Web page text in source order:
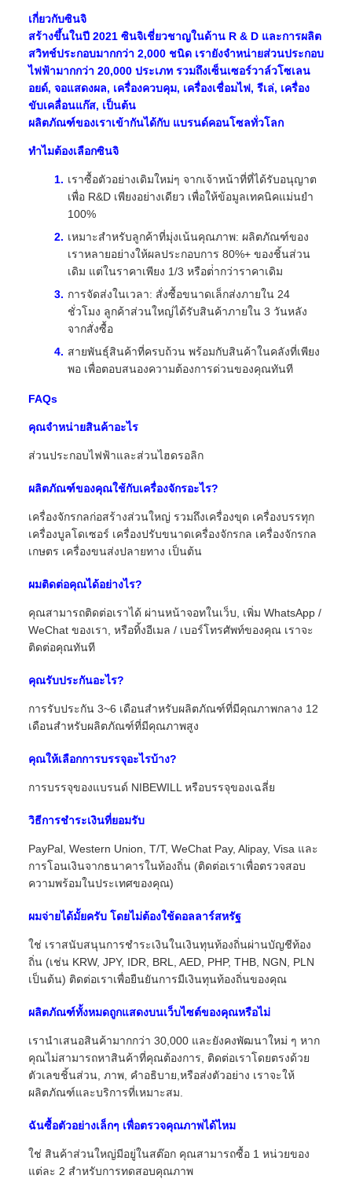
เกี่ยวกับซินจิ
สร้างขึ้นในปี 2021 ซินจิเชี่ยวชาญในด้าน R & D และการผลิต
สวิทช์ประกอบมากกว่า 2,000 ชนิด เรายังจําหน่ายส่วนประกอบ
ไฟฟ้ามากกว่า 20,000 ประเภท รวมถึงเซ็นเซอร์วาล์วโซเลน
อยด์, จอแสดงผล, เครื่องควบคุม, เครื่องเชื่อมไฟ, รีเล่, เครื่อง
ขับเคลื่อนแก๊ส, เป็นต้น
ผลิตภัณฑ์ของเราเข้ากันได้กับ แบรนด์คอนโซลทั่วโลก
ทําไมต้องเลือกซินจิ
เราซื้อตัวอย่างเดิมใหม่ๆ จากเจ้าหน้าที่ที่ได้รับอนุญาต
เพื่อ R&D เพียงอย่างเดียว เพื่อให้ข้อมูลเทคนิคแม่นยํา
100%
เหมาะสําหรับลูกค้าที่มุ่งเน้นคุณภาพ: ผลิตภัณฑ์ของ
เราหลายอย่างให้ผลประกอบการ 80%+ ของชิ้นส่วน
เดิม แต่ในราคาเพียง 1/3 หรือต่ํากว่าราคาเดิม
การจัดส่งในเวลา: สั่งซื้อขนาดเล็กส่งภายใน 24
ชั่วโมง ลูกค้าส่วนใหญ่ได้รับสินค้าภายใน 3 วันหลัง
จากสั่งซื้อ
สายพันธุ์สินค้าที่ครบถ้วน พร้อมกับสินค้าในคลังที่เพียง
พอ เพื่อตอบสนองความต้องการด่วนของคุณทันที
FAQs
คุณจําหน่ายสินค้าอะไร
ส่วนประกอบไฟฟ้าและส่วนไฮดรอลิก
ผลิตภัณฑ์ของคุณใช้กับเครื่องจักรอะไร?
เครื่องจักรกลก่อสร้างส่วนใหญ่ รวมถึงเครื่องขุด เครื่องบรรทุก
เครื่องบูลโดเซอร์ เครื่องปรับขนาดเครื่องจักรกล เครื่องจักรกล
เกษตร เครื่องขนส่งปลายทาง เป็นต้น
ผมติดต่อคุณได้อย่างไร?
คุณสามารถติดต่อเราได้ ผ่านหน้าจอทในเว็บ, เพิ่ม WhatsApp /
WeChat ของเรา, หรือทิ้งอีเมล / เบอร์โทรศัพท์ของคุณ เราจะ
ติดต่อคุณทันที
คุณรับประกันอะไร?
การรับประกัน 3~6 เดือนสําหรับผลิตภัณฑ์ที่มีคุณภาพกลาง 12
เดือนสําหรับผลิตภัณฑ์ที่มีคุณภาพสูง
คุณให้เลือกการบรรจุอะไรบ้าง?
การบรรจุของแบรนด์ NIBEWILL หรือบรรจุของเฉลี่ย
วิธีการชําระเงินที่ยอมรับ
PayPal, Western Union, T/T, WeChat Pay, Alipay, Visa และ
การโอนเงินจากธนาคารในท้องถิ่น (ติดต่อเราเพื่อตรวจสอบ
ความพร้อมในประเทศของคุณ)
ผมจ่ายได้มั้ยครับ โดยไม่ต้องใช้ดอลลาร์สหรัฐ
ใช่ เราสนับสนุนการชําระเงินในเงินทุนท้องถิ่นผ่านบัญชีท้อง
ถิ่น (เช่น KRW, JPY, IDR, BRL, AED, PHP, THB, NGN, PLN
เป็นต้น) ติดต่อเราเพื่อยืนยันการมีเงินทุนท้องถิ่นของคุณ
ผลิตภัณฑ์ทั้งหมดถูกแสดงบนเว็บไซต์ของคุณหรือไม่
เรานําเสนอสินค้ามากกว่า 30,000 และยังคงพัฒนาใหม่ ๆ หาก
คุณไม่สามารถหาสินค้าที่คุณต้องการ, ติดต่อเราโดยตรงด้วย
ตัวเลขชิ้นส่วน, ภาพ, คําอธิบาย,หรือส่งตัวอย่าง เราจะให้
ผลิตภัณฑ์และบริการที่เหมาะสม.
ฉันซื้อตัวอย่างเล็กๆ เพื่อตรวจคุณภาพได้ไหม
ใช่ สินค้าส่วนใหญ่มีอยู่ในสต๊อก คุณสามารถซื้อ 1 หน่วยของ
แต่ละ 2 สําหรับการทดสอบคุณภาพ